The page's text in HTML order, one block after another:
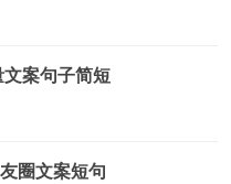
案句子简短
圈文案短句